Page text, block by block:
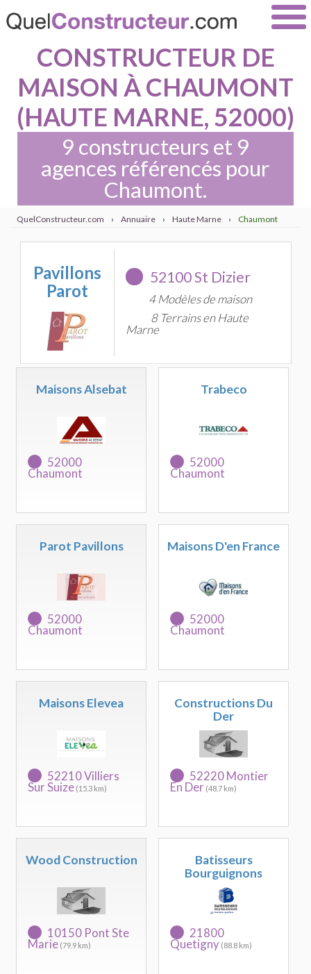
CONSTRUCTEUR DE
MAISON À CHAUMONT
(HAUTE MARNE, 52000)
9 constructeurs et 9
agences référencés pour
Chaumont.
QuelConstructeur.com › Annuaire › Haute Marne › Chaumont
Pavillons
Parot
52100 St Dizier
4 Modèles de maison
8 Terrains en Haute
Marne
Maisons Alsebat
52000
Chaumont
Trabeco
52000
Chaumont
Parot Pavillons
52000
Chaumont
Maisons D'en France
52000
Chaumont
Maisons Elevea
52210 Villiers
Sur Suize (15.3 km)
Constructions Du
Der
52220 Montier
En Der (48.7 km)
Wood Construction
10150 Pont Ste
Marie (79.9 km)
Batisseurs
Bourguignons
21800
Quetigny (88.8 km)